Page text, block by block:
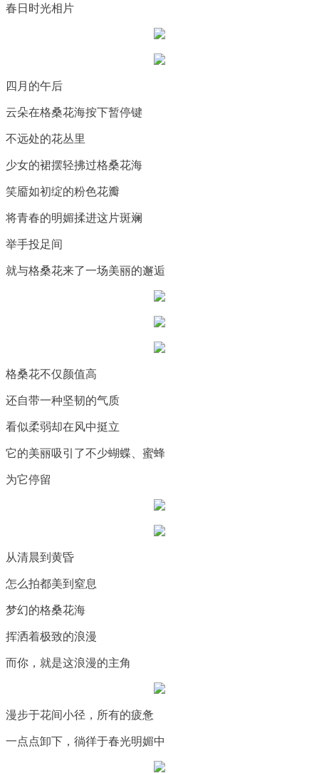
春日时光相片
四月的午后
云朵在格桑花海按下暂停键
不远处的花丛里
少女的裙摆轻拂过格桑花海
笑靥如初绽的粉色花瓣
将青春的明媚揉进这片斑斓
举手投足间
就与格桑花来了一场美丽的邂逅
格桑花不仅颜值高
还自带一种坚韧的气质
看似柔弱却在风中挺立
它的美丽吸引了不少蝴蝶、蜜蜂
为它停留
从清晨到黄昏
怎么拍都美到窒息
梦幻的格桑花海
挥洒着极致的浪漫
而你，就是这浪漫的主角
漫步于花间小径，所有的疲惫
一点点卸下，徜徉于春光明媚中